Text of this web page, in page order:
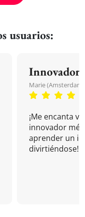
usuarios:
Innovador
Marie (Amsterdam,
¡Me encanta
innovador
aprender un
divirtiéndose!